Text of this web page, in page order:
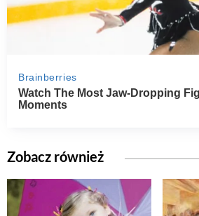
Zobacz również